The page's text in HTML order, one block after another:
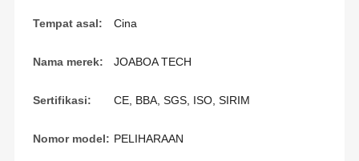
Tempat asal: Cina
Nama merek: JOABOA TECH
Sertifikasi: CE, BBA, SGS, ISO, SIRIM
Nomor model: PELIHARAAN